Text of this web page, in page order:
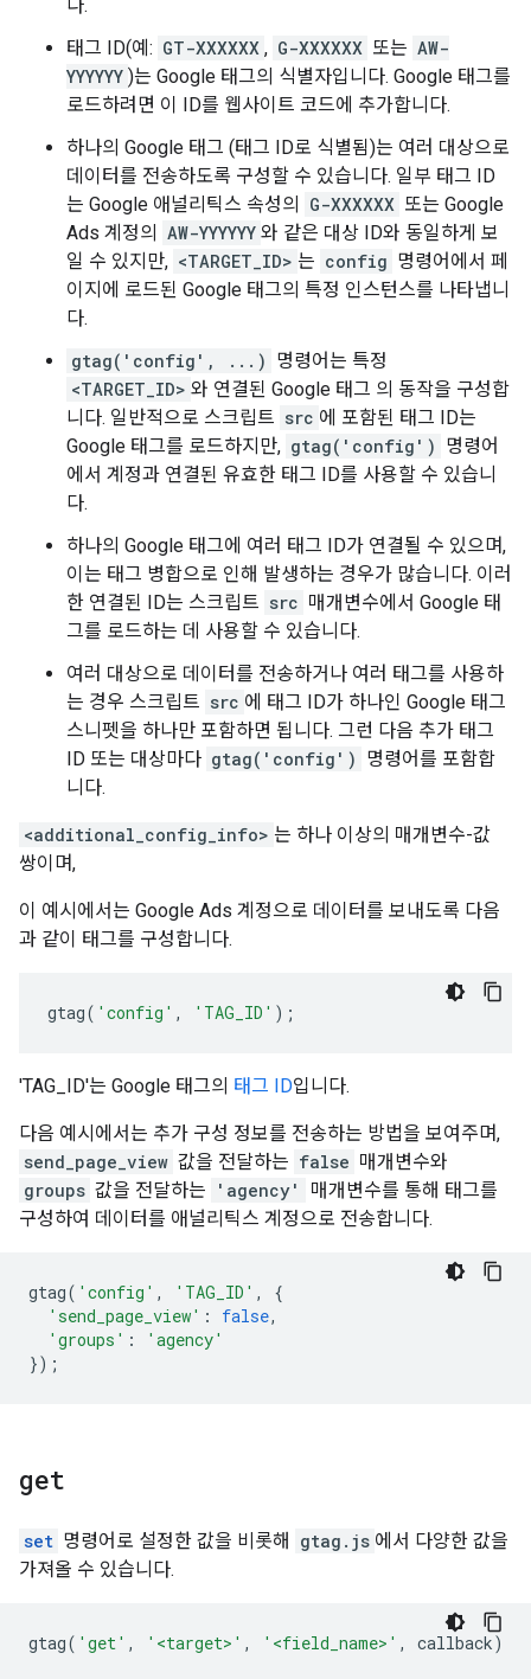
다.
태그 ID(예: GT-XXXXXX , G-XXXXXX 또는 AW-
YYYYYY )는 Google 태그의 식별자입니다. Google 태그를
로드하려면 이 ID를 웹사이트 코드에 추가합니다.
하나의 Google 태그 (태그 ID로 식별됨)는 여러 대상으로
데이터를 전송하도록 구성할 수 있습니다. 일부 태그 ID
는 Google 애널리틱스 속성의
G-XXXXXX 또는 Google
Ads 계정의
AW-YYYYYY 와 같은 대상 ID와 동일하게 보
일 수 있지만, <TARGET_ID> 는 config 명령어에서 페
이지에 로드된 Google 태그의 특정 인스턴스를 나타냅니
다.
gtag('config', ...) 명령어는 특정
<TARGET_ID> 와 연결된 Google 태그 의 동작을 구성합
니다. 일반적으로 스크립트 src 에 포함된 태그 ID는
Google 태그를 로드하지만, gtag('config') 명령어
에서 계정과 연결된 유효한 태그 ID를 사용할 수 있습니
다.
하나의 Google 태그에 여러 태그 ID가 연결될 수 있으며,
이는 태그 병합으로 인해 발생하는 경우가 많습니다. 이러
한 연결된 ID는 스크립트 src 매개변수에서 Google 태
그를 로드하는 데 사용할 수 있습니다.
여러 대상으로 데이터를 전송하거나 여러 태그를 사용하
는 경우 스크립트 src 에 태그 ID가 하나인 Google 태그
스니펫을 하나만 포함하면 됩니다. 그런 다음 추가 태그
ID 또는 대상마다 gtag('config') 명령어를 포함합
니다.
<additional_config_info> 는 하나 이상의 매개변수-값
쌍이며,
이 예시에서는 Google Ads 계정으로 데이터를 보내도록 다음
과 같이 태그를 구성합니다.
gtag( 'config' , 'TAG_ID' );
'TAG_ID'는 Google 태그의 태그 ID입니다.
다음 예시에서는 추가 구성 정보를 전송하는 방법을 보여주며,
send_page_view 값을 전달하는 false 매개변수와
groups 값을 전달하는 'agency'
매개변수를 통해 태그를
구성하여 데이터를 애널리틱스 계정으로 전송합니다.
gtag( 'config' , 'TAG_ID' ,
{
'send_page_view' : false,
'groups' :
'agency'
});
get
set 명령어로 설정한 값을 비롯해 gtag.js 에서 다양한 값을
가져올 수 있습니다.
gtag( 'get' , '<target>' , '<field_name>' , callback)